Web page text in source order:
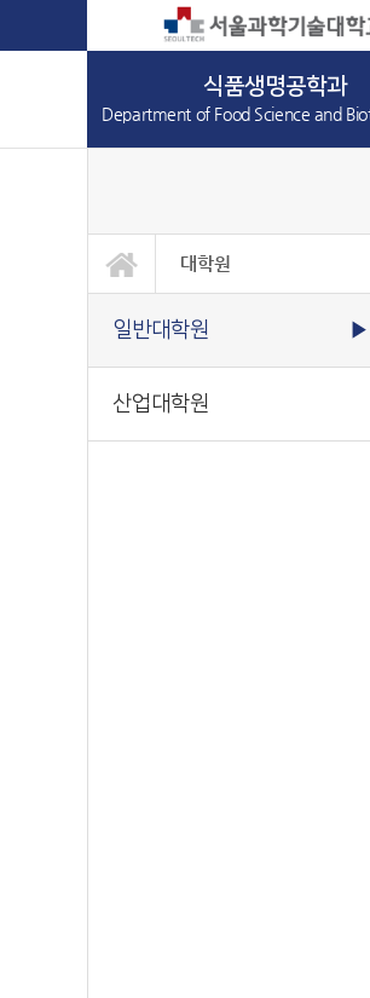
식품생명공학과
Department of Food Science and
대학원
학과소개
교과과정
학사정보
대학원
정보광장
커뮤니티
일반대학원 ▶
산업대학원